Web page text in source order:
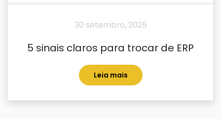
30 setembro, 2025
5 sinais claros para trocar de ERP
Leia mais